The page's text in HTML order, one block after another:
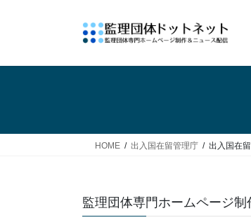
HOME 出入国在留管理庁 出入国在
監理団体専門ホームページ制